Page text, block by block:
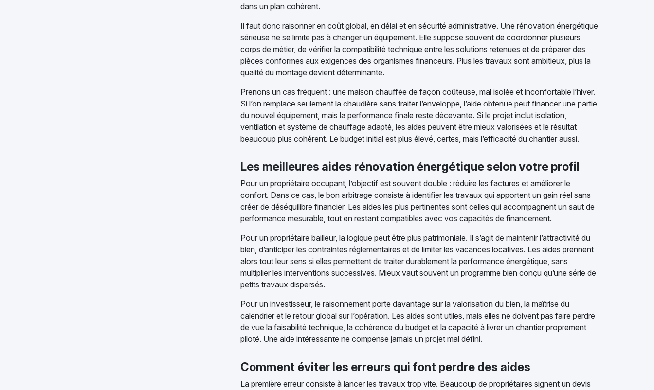
dans un plan cohérent.
Il faut donc raisonner en coût global, en délai et en sécurité administrative. Une rénovation énergétique
sérieuse ne se limite pas à changer un équipement. Elle suppose souvent de coordonner plusieurs
corps de métier, de vérifier la compatibilité technique entre les solutions retenues et de préparer des
pièces conformes aux exigences des organismes financeurs. Plus les travaux sont ambitieux, plus la
qualité du montage devient déterminante.
Prenons un cas fréquent : une maison chauffée de façon coûteuse, mal isolée et inconfortable l’hiver.
Si l’on remplace seulement la chaudière sans traiter l’enveloppe, l’aide obtenue peut financer une partie
du nouvel équipement, mais la performance finale reste décevante. Si le projet inclut isolation,
ventilation et système de chauffage adapté, les aides peuvent être mieux valorisées et le résultat
beaucoup plus cohérent. Le budget initial est plus élevé, certes, mais l’efficacité du chantier aussi.
Les meilleures aides rénovation énergétique selon votre profil
Pour un propriétaire occupant, l’objectif est souvent double : réduire les factures et améliorer le
confort. Dans ce cas, le bon arbitrage consiste à identifier les travaux qui apportent un gain réel sans
créer de déséquilibre financier. Les aides les plus pertinentes sont celles qui accompagnent un saut de
performance mesurable, tout en restant compatibles avec vos capacités de financement.
Pour un propriétaire bailleur, la logique peut être plus patrimoniale. Il s’agit de maintenir l’attractivité du
bien, d’anticiper les contraintes réglementaires et de limiter les vacances locatives. Les aides prennent
alors tout leur sens si elles permettent de traiter durablement la performance énergétique, sans
multiplier les interventions successives. Mieux vaut souvent un programme bien conçu qu’une série de
petits travaux dispersés.
Pour un investisseur, le raisonnement porte davantage sur la valorisation du bien, la maîtrise du
calendrier et le retour global sur l’opération. Les aides sont utiles, mais elles ne doivent pas faire perdre
de vue la faisabilité technique, la cohérence du budget et la capacité à livrer un chantier proprement
piloté. Une aide intéressante ne compense jamais un projet mal défini.
Comment éviter les erreurs qui font perdre des aides
La première erreur consiste à lancer les travaux trop vite. Beaucoup de propriétaires signent un devis